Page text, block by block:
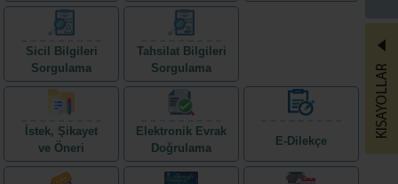
Sicil Bilgileri
Sorgulama
Tahsilat Bilgileri
Sorgulama
İstek, Şikayet
ve Öneri
Elektronik Evrak
Doğrulama
E-Dilekçe